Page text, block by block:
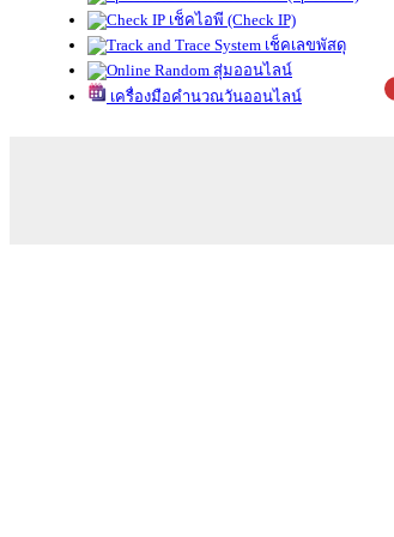
เช็คไอพี (Check IP)
เช็คเลขพัสดุ
สุ่มออนไลน์
เครื่องมือคำนวณวันออนไลน์